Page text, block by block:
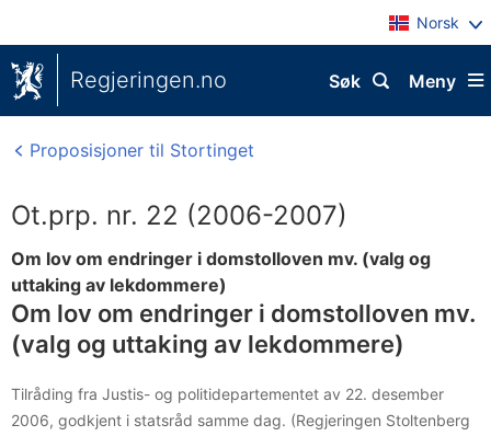
Norsk
Regjeringen.no Meny
Søk
Proposisjoner til Stortinget
Ot.prp. nr. 22 (2006-2007)
Om lov om endringer i domstolloven mv. (valg og
uttaking av lekdommere)
Om lov om endringer i domstolloven mv.
(valg og uttaking av lekdommere)
Tilråding fra Justis- og politidepartementet av 22. desember
2006, godkjent i statsråd samme dag. (Regjeringen Stoltenberg